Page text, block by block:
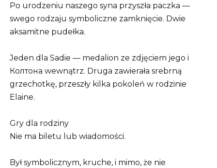
Po urodzeniu naszego syna przyszła paczka —
swego rodzaju symboliczne zamknięcie. Dwie
aksamitne pudełka.
Jeden dla Sadie — medalion ze zdjęciem jego i
Колтона wewnątrz. Druga zawierała srebrną
grzechotkę, przeszły kilka pokoleń w rodzinie
Elaine.
Gry dla rodziny
Nie ma biletu lub wiadomości.
Był symbolicznym, kruche, i mimo, że nie